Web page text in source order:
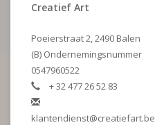
Creatief Art
Poeierstraat 2, 2490 Balen
(B) Ondernemingsnummer
0547960522
+ 32 477 26 52 83
klantendienst@creatiefart.be